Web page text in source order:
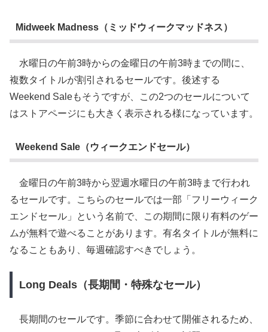
Midweek Madness（ミッドウィークマッドネス）
水曜日の午前3時からの金曜日の午前3時までの間に、
複数タイトルが割引されるセールです。後述する
Weekend Saleもそうですが、この2つのセールについて
はストアページにも大きく表示される様になっています。
Weekend Sale（ウィークエンドセール）
金曜日の午前3時から翌週水曜日の午前3時まで行われ
るセールです。こちらのセールでは一部「フリーウィーク
エンドセール」という名前で、この期間に限り有料のゲー
ムが無料で遊べることがあります。有名タイトルが無料に
なることもあり、毎週確認すべきでしょう。
Long Deals（長期間・特殊なセール）
長期間のセールです。季節に合わせて開催されるため、